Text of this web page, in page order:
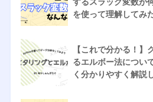
を使って理解してみ
【これで分かる！】
るエルボー法につい
く分かりやすく解説